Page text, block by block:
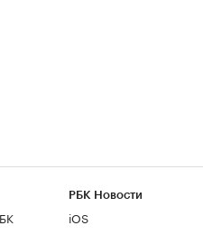
РБК Новости
iOS